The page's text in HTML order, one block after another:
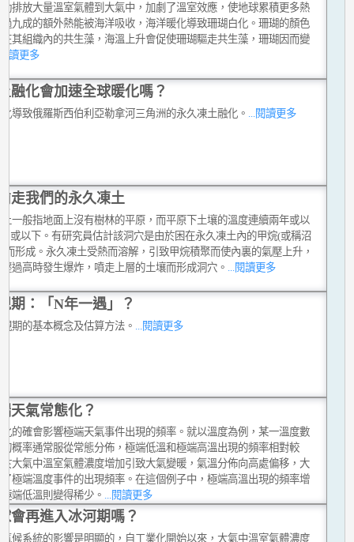
排放大量溫室氣體到大氣中，加劇了溫室效應，使地球累積更多熱
九成的額外熱能被海洋吸收，海洋暖化導致珊瑚白化。珊瑚的顏色
其組織內的共生藻，海溫上升會促使珊瑚驅走共生藻，珊瑚因而變
讀更多
融化會加速全球暖化嗎？
導致俄羅斯西伯利亞勒拿河三角洲的永久凍土融化。 ...閱讀更多
走我們的永久凍土
一般指地面上沒有樹林的平原，而平原下土壤的溫度連續兩年或以
或以下。有研究員估計該洞穴是由於困在永久凍土內的甲烷(或稱沼
而形成。永久凍土受熱而溶解，引致甲烷積聚而使內裏的氣壓上升，
過高時發生爆炸，噴走上層的土壤而形成洞穴。
...閱讀更多
期：「N年一遇」？
期的基本概念及估算方法。 ...閱讀更多
天氣常態化？
的確會影響極端天氣事件出現的頻率。就以溫度為例，某一溫度數
概率通常服從常態分佈，極端低溫和極端高溫出現的頻率相對較
大氣中溫室氣體濃度增加引致大氣變暖，氣溫分佈向高處偏移，大
極端溫度事件的出現頻率。在這個例子中，極端高溫出現的頻率增
端低溫則變得稀少。 ...閱讀更多
會再進入冰河期嗎？
候系統的影響是明顯的，自工業化開始以來，大氣中溫室氣體濃度